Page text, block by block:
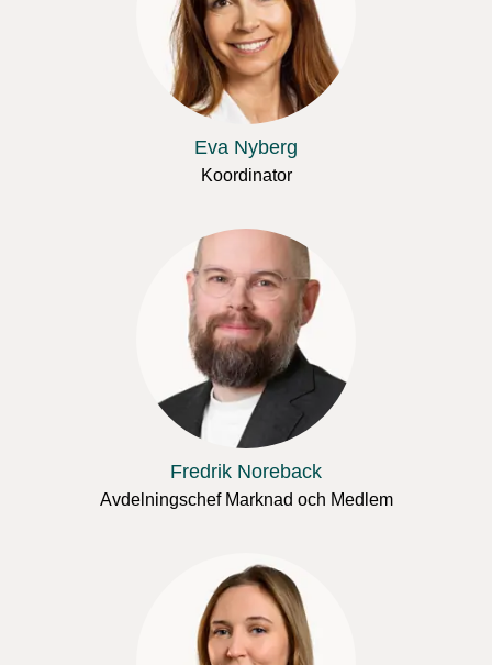
Eva Nyberg
Koordinator
Fredrik Noreback
Avdelningschef Marknad och Medlem